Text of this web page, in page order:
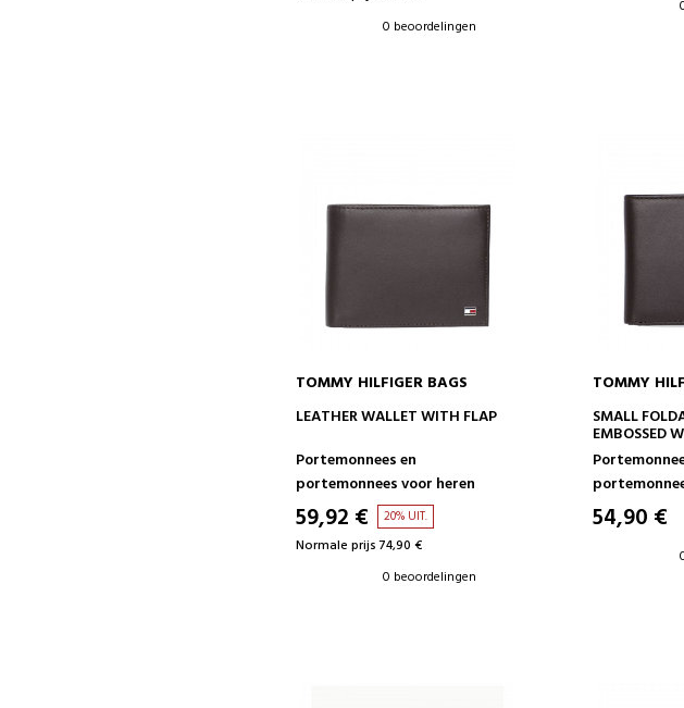
0 beoordelingen
IN WINKELWAGEN
TOMMY HILFIGER BAGS
LEATHER WALLET WITH FLAP
Portemonnees en
portemonnees voor heren
59,92 € 20% UIT.
Normale prijs 74,90 €
0 beoordelingen
IN
TOMMY
SMALL
EMBOSSED
54,90 €